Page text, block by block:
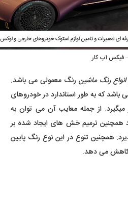
فیکس اپ کار
انواع رنگ ماشین رنگ معمولی می باشد.
که به طور استاندارد در خودروهای
میگیرد. از جمله معایب آن می توان به
همچنین ترمیم خش های ایجاد شده بر
همچنین تنوع در این نوع رنگ پایین
کاهش می دهد.